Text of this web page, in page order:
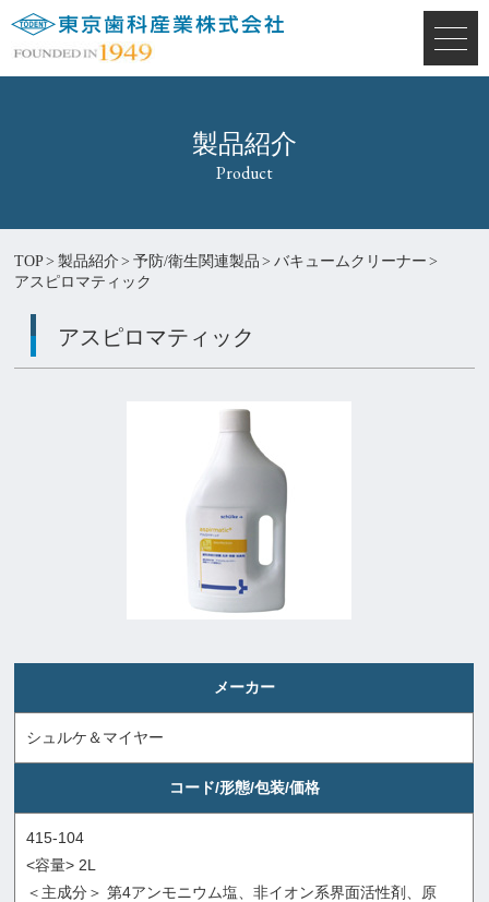
製品紹介
Product
TOP> 製品紹介 > 予防/衛生関連製品 > バキュームクリーナー >
アスピロマティック
アスピロマティック
メーカー
シュルケ＆マイヤー
コード/形態/包装/価格
415-104
<容量> 2L
＜主成分＞ 第4アンモニウム塩、非イオン系界面活性剤、原